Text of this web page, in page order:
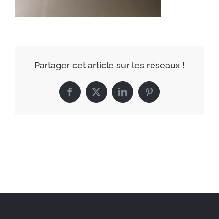
Partager cet article sur les réseaux !
Facebook
X LinkedInPinterest